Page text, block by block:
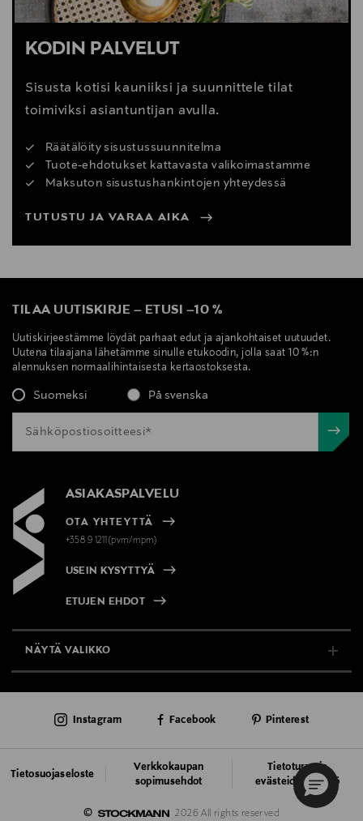
KODIN PALVELUT
Sisusta kotisi kauniiksi ja suunnittele tilat
toimiviksi asiantuntijan avulla.
Räätälöity sisustussuunnitelma
Tuote-ehdotukset kattavasta valikoimastamme
Maksuton sisustushankintojen yhteydessä
TUTUSTU JA VARAA AIKA
TILAA UUTISKIRJE – ETUSI –10 %
Uutiskirjeestämme löydät parhaat edut ja ajankohtaiset uutuudet.
Uutena tilaajana lähetämme sinulle etukoodin, jolla saat 10 %:n
alennuksen normaalihintaisesta kertaostoksesta.
Suomeksi På svenska
ASIAKASPALVELU
OTA YHTEYTTÄ
+358 9 1211(pvm/mpm)
USEIN KYSYTTYÄ
ETUJEN EHDOT
NÄYTÄ VALIKKO
AJANKOHTAISTA
©
2026 All rights reserved
Tietosuojaseloste
Verkkokaupan
sopimusehdot
Tietoturva ja
evästeiden käyttö
Instagram Facebook Pinterest